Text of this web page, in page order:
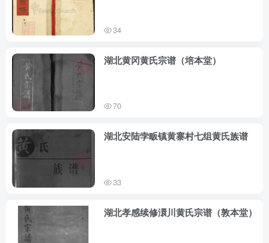
34
湖北黄冈黄氏宗谱（培本堂）
70
湖北安陆孛畈镇黄寨村七组黄氏族谱
33
湖北孝感续修澴川黄氏宗谱（敦本堂）